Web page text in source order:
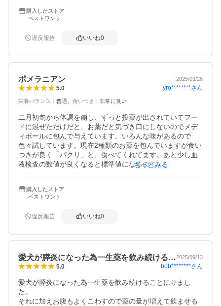
購入したストア
ベストワン
違反報告 いいね0
ポメラニアン 2025/03/26
5.0 yro********さん
栄養バランス ： 普通 食いつき ： 非常に良い
二月初旬から体調を崩し、ずっと投薬が出されていてフー
ドに混ぜただけだと、お薬だと気づき口にしないのでメデ
ィボールに包んで与えています。いろんな味があるので
色々試しています。現在2種類のお薬を包んでいますが食い
つきが良く「パクリ」と、食べてくれてます。あと少し血
液検査の数値が良くなると標準値になるのでメディボール
もっとみる
購入したストア
ベストワン
違反報告 いいね0
愛犬が膵炎になった為一生薬を飲み続ける…2025/09/13
5.0 bob********さん
愛犬が膵炎になった為一生薬を飲み続けることにりまし
た。
それに加えお腹もよくこわすので薬の量が増えて飲ませる